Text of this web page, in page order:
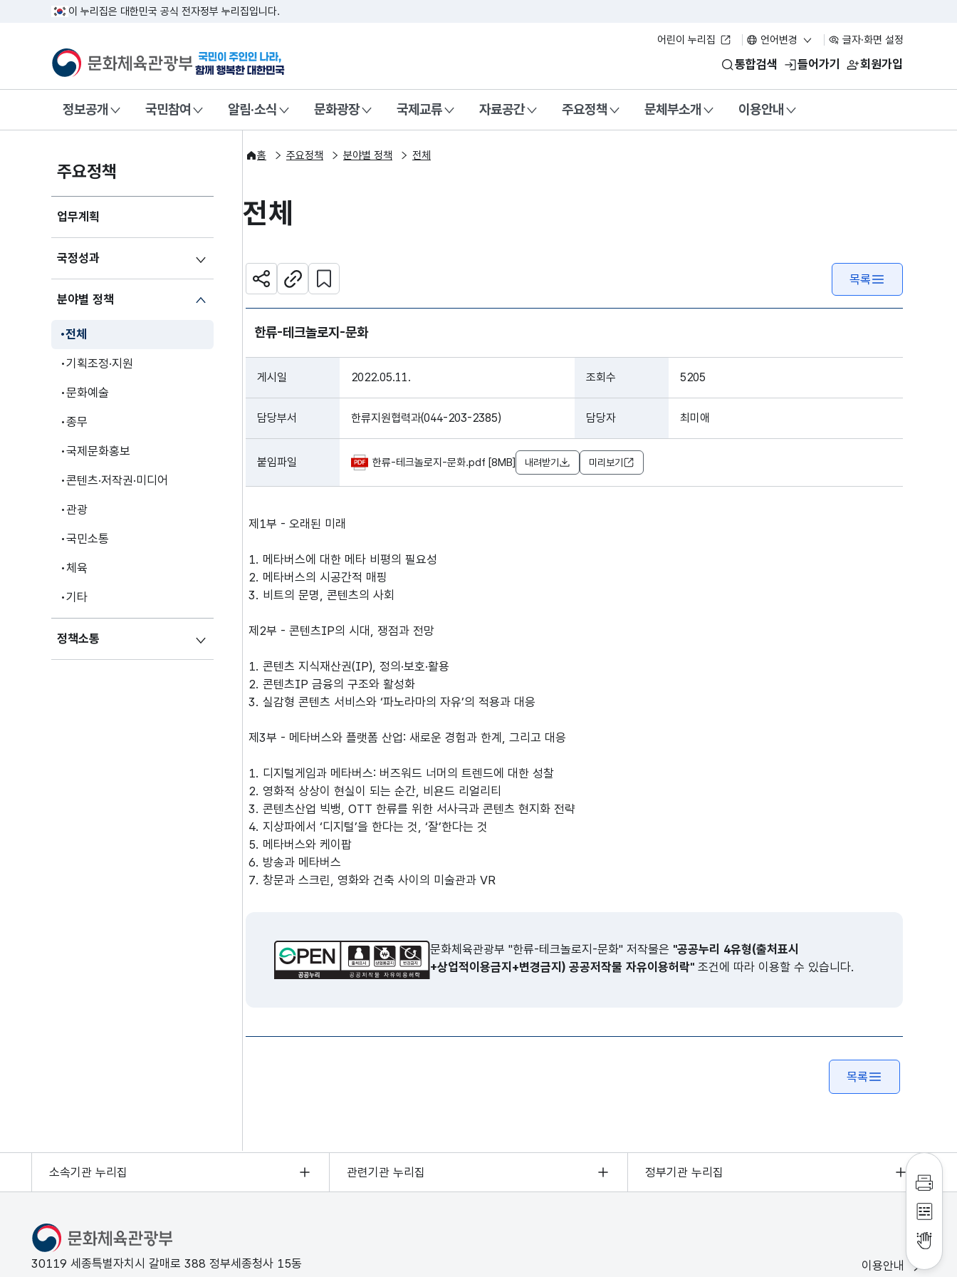
이 누리집은 대한민국 공식 전자정부 누리집입니다.
어린이 누리집 언어변경 글자·화면 설정
문화체육관광부국민이 주인인 나라, 함께 행복한 대한민국 통합검색 들어가기 회원가입
정보공개 국민참여 알림·소식 문화광장 국제교류 자료공간 주요정책 문체부소개 이용안내
주요정책
업무계획
국정성과
분야별 정책
전체
기획조정·지원
문화예술
종무
국제문화홍보
콘텐츠·저작권·미디어
관광
국민소통
체육
기타
정책소통
홈 주요정책 분야별 정책 전체
전체
공유하기주소복사
관심 콘텐츠 설정하기
목록
한류-테크놀로지-문화
게시일 2022.05.11. 조회수 5205
담당부서 한류지원협력과(044-203-2385) 담당자 최미애
붙임파일 한류-테크놀로지-문화.pdf [8MB] 내려받기 미리보기
제1부 - 오래된 미래
1. 메타버스에 대한 메타 비평의 필요성
2. 메타버스의 시공간적 매핑
3. 비트의 문명, 콘텐츠의 사회
제2부 - 콘텐츠IP의 시대, 쟁점과 전망
1. 콘텐츠 지식재산권(IP), 정의·보호·활용
2. 콘텐츠IP 금융의 구조와 활성화
3. 실감형 콘텐츠 서비스와 ‘파노라마의 자유’의 적용과 대응
제3부 - 메타버스와 플랫폼 산업: 새로운 경험과 한계, 그리고 대응
1. 디지털게임과 메타버스: 버즈워드 너머의 트렌드에 대한 성찰
2. 영화적 상상이 현실이 되는 순간, 비욘드 리얼리티
3. 콘텐츠산업 빅뱅, OTT 한류를 위한 서사극과 콘텐츠 현지화 전략
4. 지상파에서 ‘디지털’을 한다는 것, ‘잘’한다는 것
5. 메타버스와 케이팝
6. 방송과 메타버스
7. 창문과 스크린, 영화와 건축 사이의 미술관과 VR
문화체육관광부 "한류-테크놀로지-문화" 저작물은 "공공누리 4유형(출처표시
+상업적이용금지+변경금지) 공공저작물 자유이용허락" 조건에 따라 이용할 수 있습니다.
목록
인쇄
점자
점자
소속기관 누리집 관련기관 누리집 정부기관 누리집
문화체육관광부
30119 세종특별자치시 갈매로 388 정부세종청사 15동
이용안내